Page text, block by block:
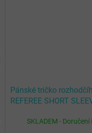
Pánské tričko
REFEREE SHORT
SKLADEM -